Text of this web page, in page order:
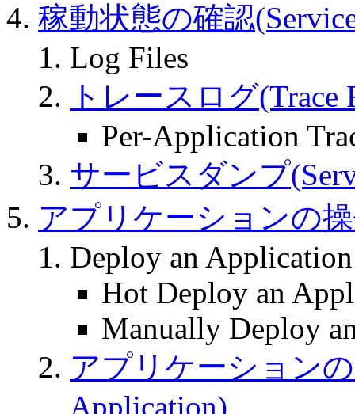
稼動状態の確認
Log Files
トレースログ(Trace
Per-Application
サービスダンプ
アプリケーションの
Deploy an Application
Hot Deploy an
Manually Deploy
アプリケーション
Application)